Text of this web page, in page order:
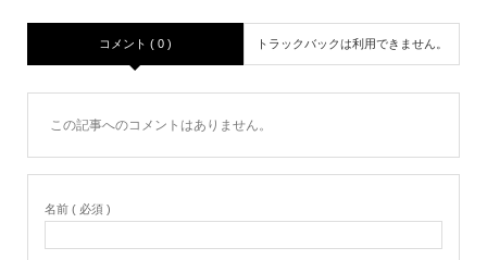
コメント ( 0 ) トラックバックは利用できません。
この記事へのコメントはありません。
名前 ( 必須 )